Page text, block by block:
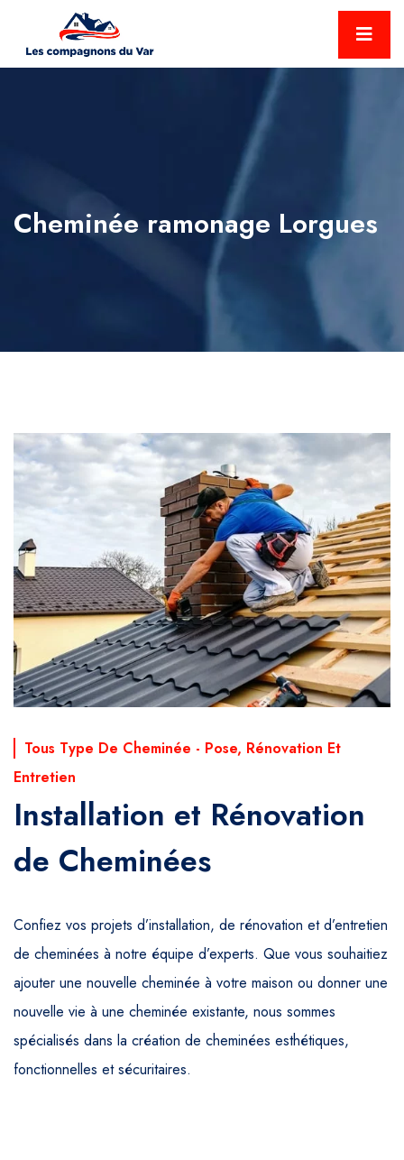
Cheminée ramonage Lorgues
Tous Type De Cheminée - Pose, Rénovation Et
Entretien
Installation et Rénovation
de Cheminées
Confiez vos projets d’installation, de rénovation et d’entretien
de cheminées à notre équipe d’experts. Que vous souhaitiez
ajouter une nouvelle cheminée à votre maison ou donner une
nouvelle vie à une cheminée existante, nous sommes
spécialisés dans la création de cheminées esthétiques,
fonctionnelles et sécuritaires.